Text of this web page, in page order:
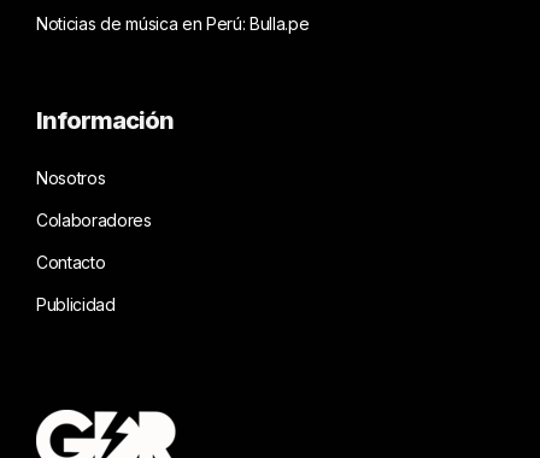
Noticias de música en Perú: Bulla.pe
Información
Nosotros
Colaboradores
Contacto
Publicidad